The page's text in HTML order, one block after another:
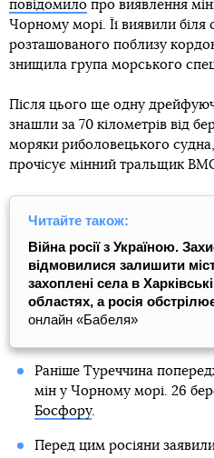
повідомило про виявлення
Чорному морі. Її виявили біля
розташованого поблизу
знищила група морського
Після цього ще одну
знашли за 70 кілометрів від
моряки риболовецького
прочісує мінний тральщик
Читайте також:
Війна росії з Україною.
відмовилися залишити
захоплені села в
областях, а росія
онлайн «Бабеля»
Раніше Туреччина
мін у Чорному морі. 26
Босфору.
Перед цим росіяни